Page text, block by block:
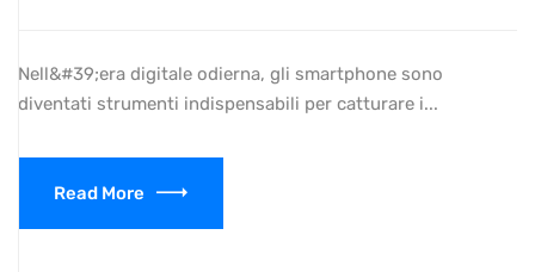
Nell&#39;era digitale odierna, gli smartphone sono
diventati strumenti indispensabili per catturare i...
Read More